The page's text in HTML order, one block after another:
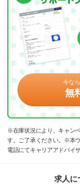
今な
無
※在庫状況により、キャン
す。ご了承ください。※本
電話にてキャリアアドバイ
求人に